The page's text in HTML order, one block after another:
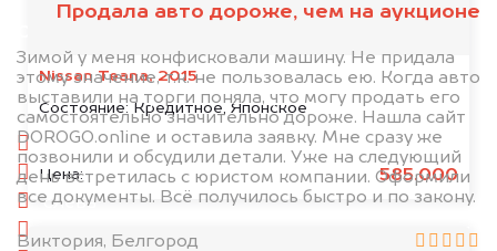
Nissan Teana, 2015
Состояние:Кредитное, Японское
Цена: 585.000
Продала авто дороже, чем на аукционе
Зимой у меня конфисковали машину. Не придала
этому значение, т.к. не пользовалась ею. Когда авто
выставили на торги поняла, что могу продать его
самостоятельно значительно дороже. Нашла сайт
DOROGO.online и оставила заявку. Мне сразу же
позвонили и обсудили детали. Уже на следующий
день встретилась с юристом компании. Оформили
все документы. Всё получилось быстро и по закону.
Виктория, Белгород
минуту эксперт-оценщик назовёт сумму.
1. Сфотографируйте машину:
спереди
сзади
слева